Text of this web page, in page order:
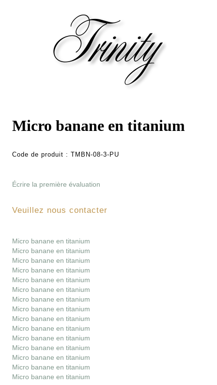
Micro banane en titanium
Code de produit : TMBN-08-3-PU
Écrire la première évaluation
Veuillez nous contacter
Micro banane en titanium
Micro banane en titanium
Micro banane en titanium
Micro banane en titanium
Micro banane en titanium
Micro banane en titanium
Micro banane en titanium
Micro banane en titanium
Micro banane en titanium
Micro banane en titanium
Micro banane en titanium
Micro banane en titanium
Micro banane en titanium
Micro banane en titanium
Micro banane en titanium